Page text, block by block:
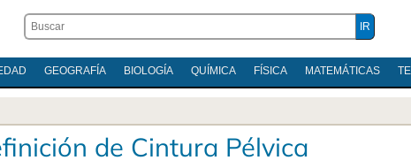
GEOGRAFÍA BIOLOGÍA QUÍMICA FÍSICA MATEMÁTICAS
de Cintura Pélvica